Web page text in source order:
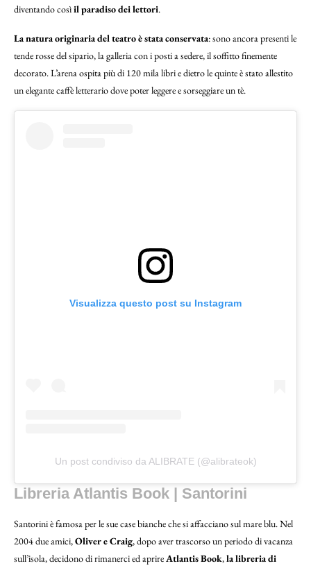
diventando cosìil paradiso dei lettori.
La natura originaria del teatro è stata conservata: sono ancora presenti le
tende rosse del sipario, la galleria con i posti a sedere, il soffitto finemente
decorato. L’arena ospita più di 120 mila libri e dietro le quinte è stato allestito
un elegante caffè letterario dove poter leggere e sorseggiare un tè.
Visualizza questo post su Instagram
Un post condiviso da ALIBRATE (@alibrateok)
Libreria Atlantis Book | Santorini
Santorini è famosa per le sue case bianche che si affacciano sul mare blu. Nel
2004 due amici,Oliver e Craig, dopo aver trascorso un periodo di vacanza
sull’isola, decidono di rimanerci ed aprireAtlantis Book,la libreria di